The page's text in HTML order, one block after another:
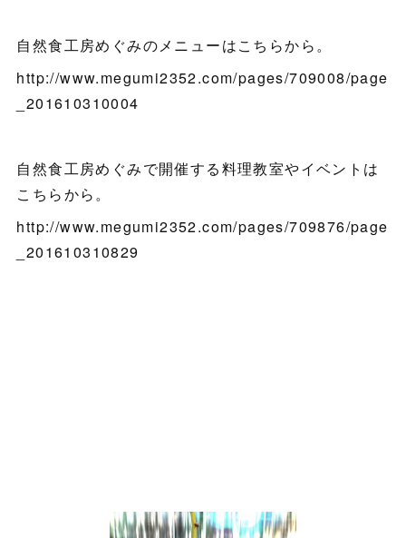
自然食工房めぐみのメニューはこちらから。
http://www.megumi2352.com/pages/709008/page
_201610310004
自然食工房めぐみで開催する料理教室やイベントは
こちらから。
http://www.megumi2352.com/pages/709876/page
_201610310829